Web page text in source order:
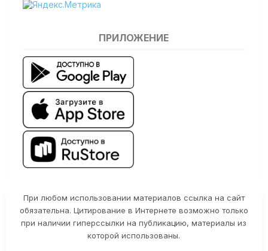
ПРИЛОЖЕНИЕ
При любом использовании материалов ссылка на сайт
обязательна. Цитирование в Интернете возможно только
при наличии гиперссылки на публикацию, материалы из
которой использованы.